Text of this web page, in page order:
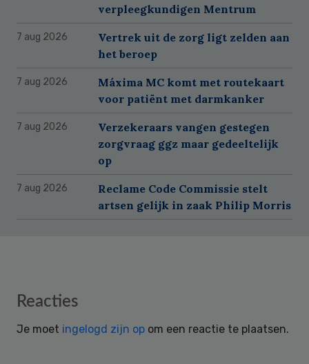
verpleegkundigen Mentrum
7 aug 2026
Vertrek uit de zorg ligt zelden aan
het beroep
7 aug 2026
Máxima MC komt met routekaart
voor patiënt met darmkanker
7 aug 2026
Verzekeraars vangen gestegen
zorgvraag ggz maar gedeeltelijk
op
7 aug 2026
Reclame Code Commissie stelt
artsen gelijk in zaak Philip Morris
Reader
Reacties
Je moet ingelogd zijn op om een reactie te plaatsen.